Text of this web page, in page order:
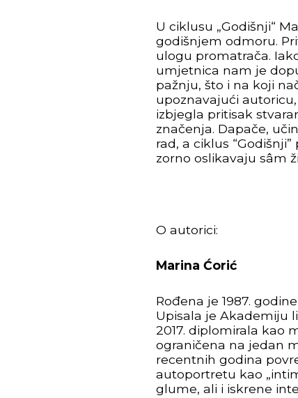
U ciklusu „Godišnji“
godišnjem odmoru.
ulogu promatrača.
umjetnica nam je
pažnju, što i na koji
upoznavajući
izbjegla pritisak
značenja. Dapače,
rad, a ciklus
zorno oslikavaju sâm
O autorici:
Marina Ćorić
Rođena je 1987.
Upisala je Akademiju
2017. diplomirala kao
ograničena na jedan
recentnih godina
autoportretu kao
glume, ali i iskrene